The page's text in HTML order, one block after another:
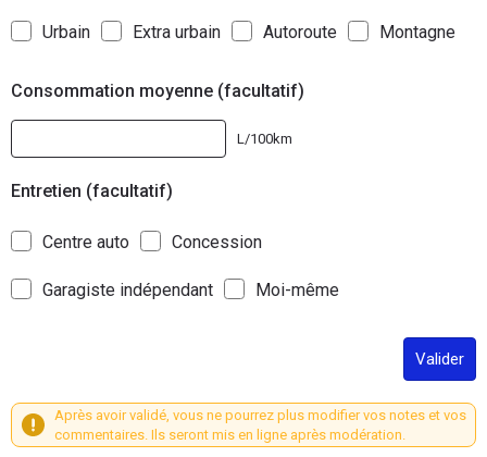
Urbain Extra urbain Autoroute Montagne
Consommation moyenne (facultatif)
L/100km
Entretien (facultatif)
Centre auto Concession
Garagiste indépendant Moi-même
Valider
Après avoir validé, vous ne pourrez plus modifier vos notes et vos
commentaires. Ils seront mis en ligne après modération.